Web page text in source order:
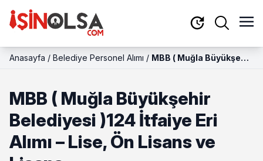
Anasayfa / Belediye Personel Alımı / MBB ( Muğla Büyükşehir
Lisans ve Lisans
MBB ( Muğla Büyükşehir
Belediyesi )124 İtfaiye Eri
Alımı – Lise, Ön Lisans ve